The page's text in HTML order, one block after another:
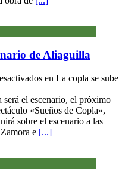
de Aliaguilla
en La copla se sube
el escenario, el próximo
«Sueños de Copla»,
sobre el escenario a las
e [...]